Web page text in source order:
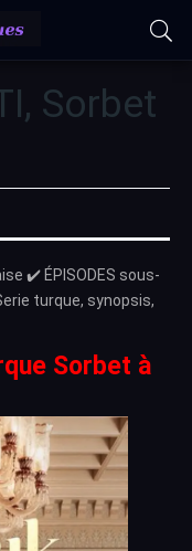
Sorbet
✔️ ÉPISODES sous-
turque, synopsis,
Sorbet à